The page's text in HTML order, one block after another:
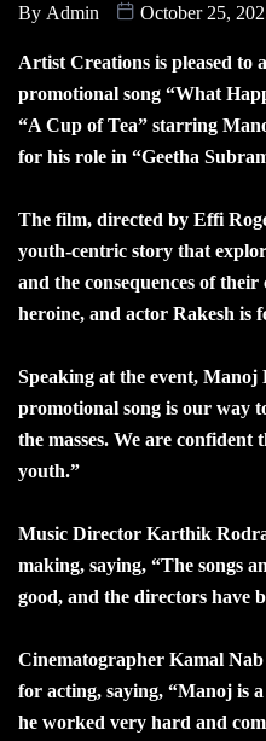
By Admin October 25,
Artist Creations is pleased to
promotional song “What
“A Cup of Tea” starring
for his role in “Geetha
The film, directed by Effi
youth-centric story that
and the consequences of
heroine, and actor Rakesh is
Speaking at the event, Manoj
promotional song is our way
the masses. We are
youth.”
Music Director Karthik
making, saying, “The songs
good, and the directors have
Cinematographer Kamal Nab
for acting, saying, “Manoj is
he worked very hard and